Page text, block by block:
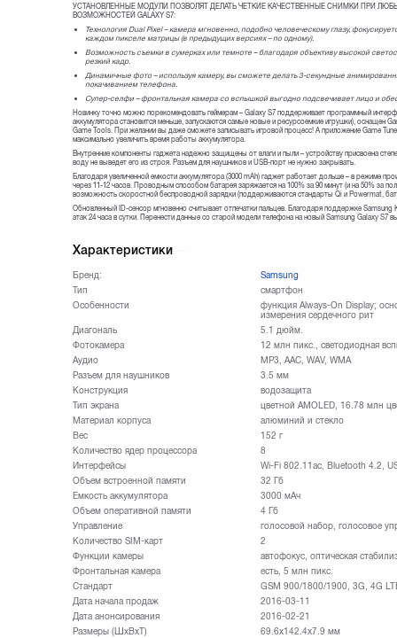
УСТАНОВЛЕННЫЕ МОДУЛИ ПОЗВОЛЯТ ДЕЛАТЬ ЧЕТКИЕ КАЧЕСТВЕННЫЕ СНИМКИ ПРИ
ВОЗМОЖНОСТЕЙ GALAXY S7:
Технология Dual Pixel – камера мгновенно, подобно человеческому глазу,
каждом пикселе матрицы (в предыдущих версиях – по одному).
Возможность съемки в сумерках или темноте – благодаря объективу высокой
резкий кадр.
Динамичные фото – используя камеру, вы сможете делать 3-секундные
покачиванием телефона.
Супер-селфи – фронтальная камера со вспышкой выгодно подсвечивает лицо и
Новинку точно можно порекомендовать геймерам – Galaxy S7 поддерживает программный
аккумулятора становится меньше, запускаются самые новые и ресурсоемкие игрушки), оснащен
Game Tools. При желании вы даже сможете записывать игровой процесс! А приложение Game
максимально увеличить время работы аккумулятора.
Внутренние компоненты гаджета надежно защищены от влаги и пыли – устройству присвоена
воду не выведет его из строя. Разъем для наушников и USB-порт не нужно закрывать.
Благодаря увеличенной емкости аккумулятора (3000 mAh) гаджет работает дольше – в режиме
через 11-12 часов. Проводным способом батарея заряжается на 100% за 90 минут (и на 50% за
возможность скоростной беспроводной зарядки (поддерживаются стандарты Qi и Powermat,
Обновленный ID-сенсор мгновенно считывает отпечатки пальцев. Благодаря поддержке
атак 24 часа в сутки. Перенести данные со старой модели телефона на новый Samsung Galaxy S7
Характеристики
Бренд:
Samsung
Тип
смартфон
Особенности
функция Always-On Display;
измерения сердечного рит
Диагональ
5.1 дюйм.
Фотокамера
12 млн пикс., светодиодная
Аудио
MP3, AAC, WAV, WMA
Разъем для наушников
3.5 мм
Конструкция
водозащита
Тип экрана
цветной AMOLED, 16.78 млн
Материал корпуса
алюминий и стекло
Вес
152 г
Количество ядер процессора
8
Интерфейсы
Wi-Fi 802.11ac, Bluetooth 4.2,
Объем встроенной памяти
32 Гб
Емкость аккумулятора
3000 мАч
Объем оперативной памяти
4 Гб
Управление
голосовой набор, голосовое
Количество SIM-карт
2
Функции камеры
автофокус, оптическая
Фронтальная камера
есть, 5 млн пикс.
Стандарт
GSM 900/1800/1900, 3G, 4G
Дата начала продаж
2016-03-11
Дата анонсирования
2016-02-21
Размеры (ШxВxТ)
69.6x142.4x7.9 мм